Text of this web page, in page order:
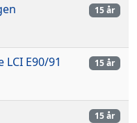
15 år
E90/91 15 år
15 år